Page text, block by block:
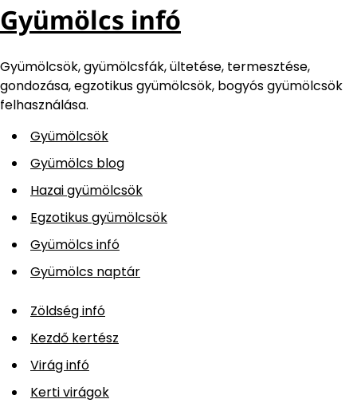
Gyümölcs infó
Gyümölcsök, gyümölcsfák, ültetése, termesztése,
gondozása, egzotikus gyümölcsök, bogyós gyümölcsök
felhasználása.
Gyümölcsök
Gyümölcs blog
Hazai gyümölcsök
Egzotikus gyümölcsök
Gyümölcs infó
Gyümölcs naptár
Zöldség infó
Kezdő kertész
Virág infó
Kerti virágok